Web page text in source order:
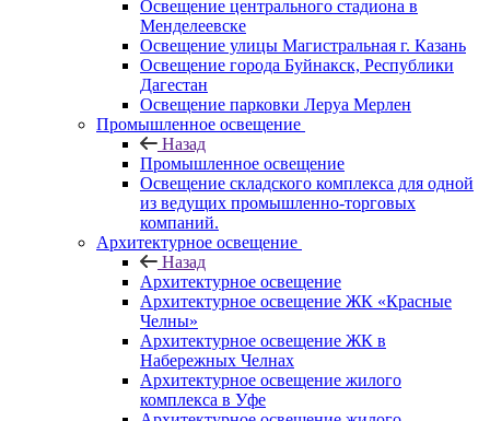
Освещение центрального стадиона в
Менделеевске
Освещение улицы Магистральная г. Казань
Освещение города Буйнакск, Республики
Дагестан
Освещение парковки Леруа Мерлен
Промышленное освещение
Назад
Промышленное освещение
Освещение складского комплекса для одной
из ведущих промышленно-торговых
компаний.
Архитектурное освещение
Назад
Архитектурное освещение
Архитектурное освещение ЖК «Красные
Челны»
Архитектурное освещение ЖК в
Набережных Челнах
Архитектурное освещение жилого
комплекса в Уфе